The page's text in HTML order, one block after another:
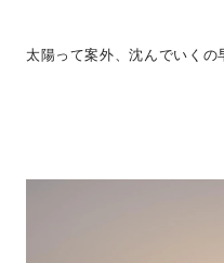
太陽って案外、沈んでいくの